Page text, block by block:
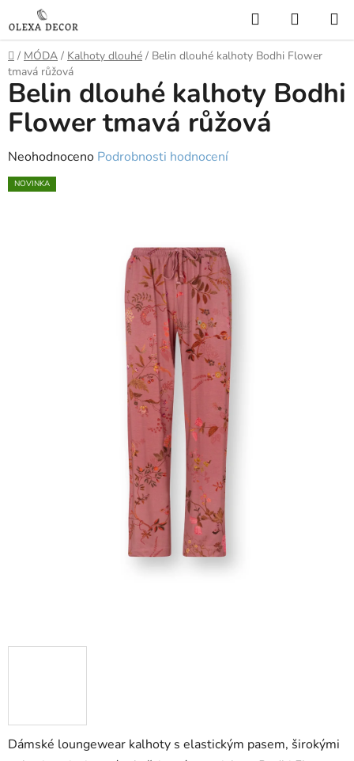
na
obsah
Hledat
KOŠÍK
Domů
/ MÓDA / Kalhoty dlouhé / Belin dlouhé kalhoty Bodhi Flower
tmavá růžová
Dámské loungewear kalhoty s elastickým pasem, širokými
Belin dlouhé kalhoty Bodhi
Flower tmavá růžová
Průměrné
hodnocení
Neohodnoceno Podrobnosti hodnocení
NOVINKA